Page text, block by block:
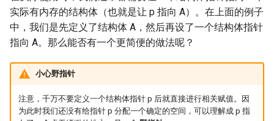
实际有内存的结构体（也就是让 p 指向 A）。在上面的例子
中，我们是先定义了结构体 A，然后再设了一个结构体指针
指向 A。那么能否有一个更简便的做法呢？
小心野指针
注意，千万不要定义一个结构体指针 p 后就直接进行相关赋值。因
为此时我们还没有给指针 p 分配一个确定的空间，可以理解成 p 指